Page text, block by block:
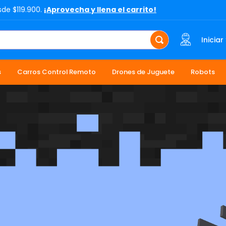
$119.900. ¡Aprovecha y llena el carrito!
Iniciar
Carros Control Remoto Drones de Juguete Robots